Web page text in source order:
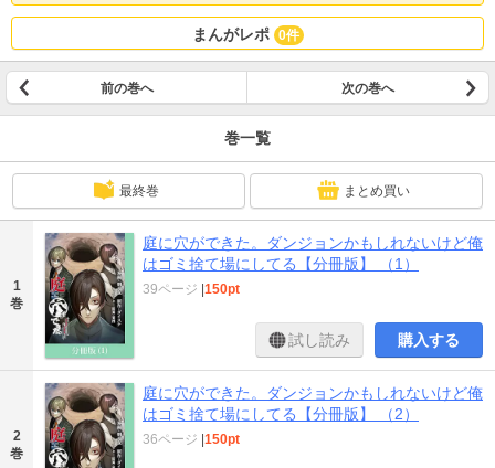
まんがレポ 0件
前の巻へ 次の巻へ
巻一覧
最終巻 まとめ買い
1
巻
庭に穴ができた。ダンジョンかもしれないけど俺
はゴミ捨て場にしてる【分冊版】 （1）
39ページ |150pt
試し読み 購入する
2
巻
庭に穴ができた。ダンジョンかもしれないけど俺
はゴミ捨て場にしてる【分冊版】 （2）
36ページ |150pt